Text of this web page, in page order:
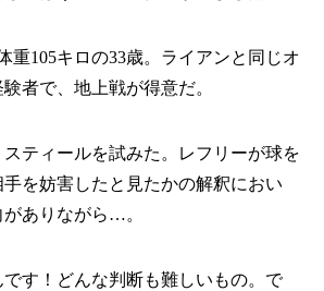
重105キロの33歳。ライアンと同じオ
者で、地上戦が得意だ。
ティールを試みた。レフリーが球を
を妨害したと見たかの解釈におい
ありながら…。
です！どんな判断も難しいもの。で